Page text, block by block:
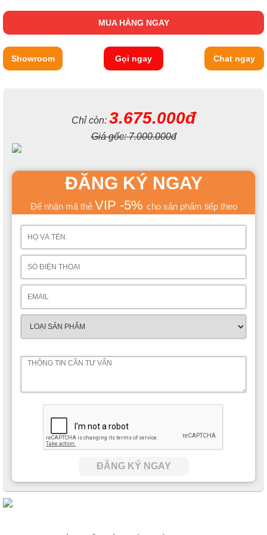
MUA HÀNG NGAY
Showroom Gọi ngay Chat ngay
Chỉ còn: 3.675.000đ
Giá gốc:7.000.000đ
ĐĂNG KÝ NGAY
Để nhận mã thẻ VIP -5% cho sản phẩm tiếp theo
ĐĂNG KÝ NGAY